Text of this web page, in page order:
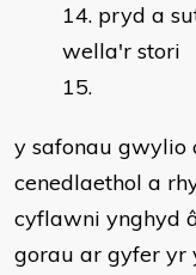
pryd a
wella'r stori
y safonau gwylio
cenedlaethol a
cyflawni ynghyd
gorau ar gyfer yr